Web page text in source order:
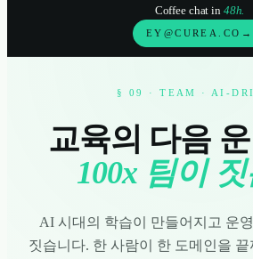
Coffee chat in 48h.
EY@CUREA.CO →
§ 09 · TEAM · AI-
교육의 다음
100x 팀이
AI 시대의 학습이 만들어지고 운
짓습니다. 한 사람이 한 도메인을